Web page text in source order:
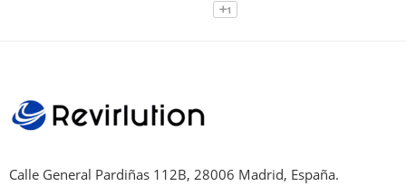
1
Calle General Pardiñas 112B, 28006 Madrid, España.